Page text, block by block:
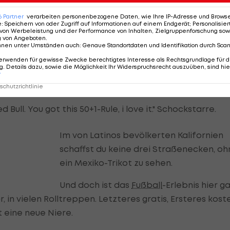
sich wirklich dafür. Als wir am Tag nach
sitzen, spricht uns die klassische US-Familie in
Bull. You got this 50+1-Rule, i love it." Schockstarre.
Im von Latinos bevölkerten Kalifornien
schaffst du keine drei Straßenecken,
ein Mexiko-Trikot zu sehen.
Und doch ist das Fußball-Erlebnis hier
in vielen Rolltreppen. Letzteres gratis, Ersteres
eine neue Niere.
Partner verarbeiten personenbezogene Daten, wie Ihre IP-Adresse und
: Speichern von oder Zugriff auf Informationen auf einem Endgerät;
Werbeleistung und der Performance von Inhalten, Zielgruppenforschung
von Angeboten.
unter Umständen auch: Genaue Standortdaten und Identifikation durch
für gewisse Zwecke berechtigtes Interesse als Rechtsgrundlage für
Details dazu, sowie die Möglichkeit Ihr Widerspruchsrecht auszuüben, sind